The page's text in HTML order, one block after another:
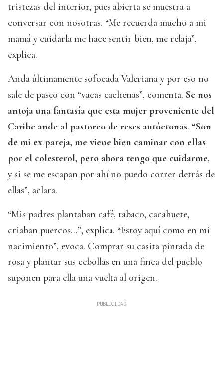
tristezas del interior, pues abierta se muestra a
conversar con nosotras. “Me recuerda mucho a mi
mamá y cuidarla me hace sentir bien, me relaja”,
explica.
Anda últimamente sofocada Valeriana y por eso no
sale de paseo con “vacas cachenas”, comenta. Se nos
antoja una fantasía que esta mujer proveniente del
Caribe ande al pastoreo de reses autóctonas. “Son
de mi ex pareja, me viene bien caminar con ellas
por el colesterol, pero ahora tengo que cuidarme,
y si se me escapan por ahí no puedo correr detrás de
ellas”, aclara.
“Mis padres plantaban café, tabaco, cacahuete,
criaban puercos…”, explica. “Estoy aquí como en mi
nacimiento”, evoca. Comprar su casita pintada de
rosa y plantar sus cebollas en una finca del pueblo
suponen para ella una vuelta al origen.